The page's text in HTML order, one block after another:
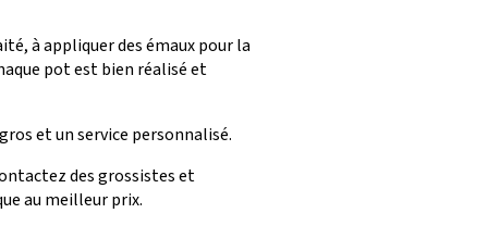
à appliquer des émaux pour la
pot est bien réalisé et
et un service personnalisé.
des grossistes et
au meilleur prix.